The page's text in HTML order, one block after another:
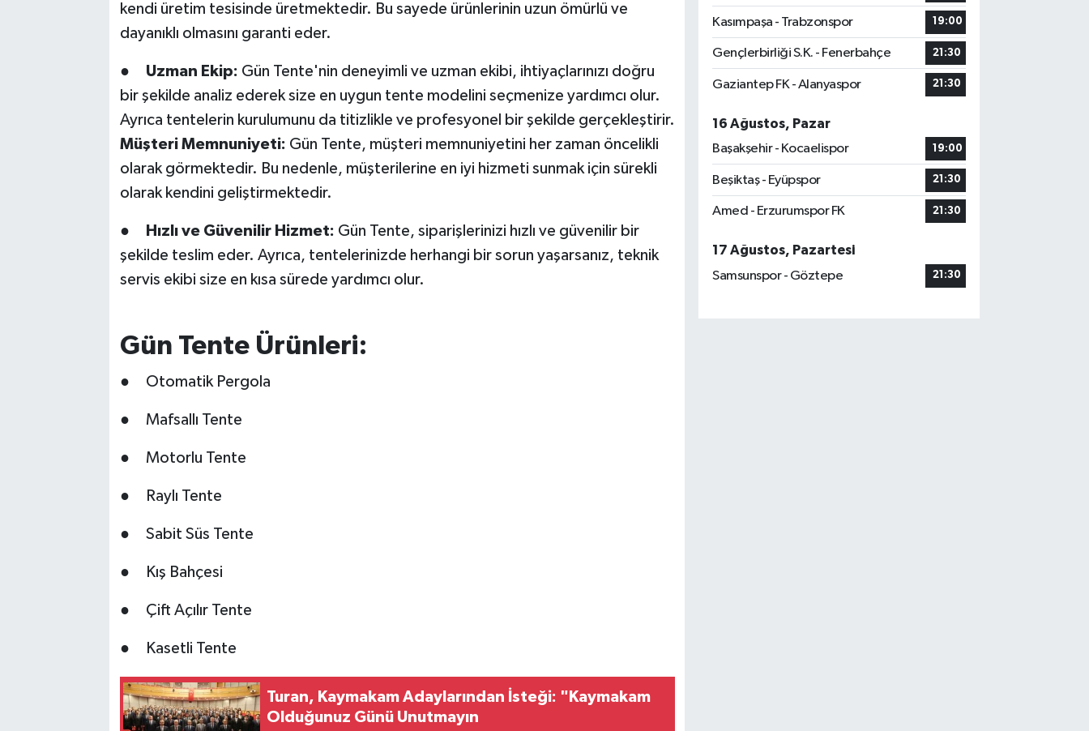
kendi üretim tesisinde üretmektedir. Bu sayede ürünlerinin uzun ömürlü ve
dayanıklı olmasını garanti eder.
● Uzman Ekip: Gün Tente'nin deneyimli ve uzman ekibi, ihtiyaçlarınızı doğru
bir şekilde analiz ederek size en uygun tente modelini seçmenize yardımcı olur.
Ayrıca tentelerin kurulumunu da titizlikle ve profesyonel bir şekilde gerçekleştirir.
Müşteri Memnuniyeti: Gün Tente, müşteri memnuniyetini her zaman öncelikli
olarak görmektedir. Bu nedenle, müşterilerine en iyi hizmeti sunmak için sürekli
olarak kendini geliştirmektedir.
● Hızlı ve Güvenilir Hizmet: Gün Tente, siparişlerinizi hızlı ve güvenilir bir
şekilde teslim eder. Ayrıca, tentelerinizde herhangi bir sorun yaşarsanız, teknik
servis ekibi size en kısa sürede yardımcı olur.
Gün Tente Ürünleri:
● Otomatik Pergola
● Mafsallı Tente
● Motorlu Tente
● Raylı Tente
● Sabit Süs Tente
● Kış Bahçesi
● Çift Açılır Tente
● Kasetli Tente
Turan, Kaymakam Adaylarından İsteği: "Kaymakam
Olduğunuz Günü Unutmayın
Kasımpaşa - Trabzonspor 19:00
Gençlerbirliği S.K. - Fenerbahçe 21:30
Gaziantep FK - Alanyaspor 21:30
16 Ağustos, Pazar
Başakşehir - Kocaelispor
19:00
Beşiktaş - Eyüpspor 21:30
Amed - Erzurumspor FK 21:30
17 Ağustos, Pazartesi
Samsunspor - Göztepe
21:30